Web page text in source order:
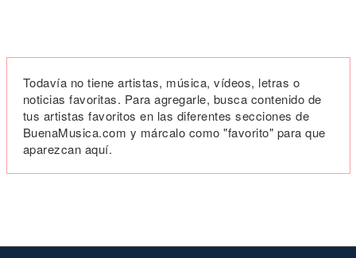
Todavía no tiene artistas, música, vídeos, letras o
noticias favoritas. Para agregarle, busca contenido de
tus artistas favoritos en las diferentes secciones de
BuenaMusica.com y márcalo como "favorito" para que
aparezcan aquí.